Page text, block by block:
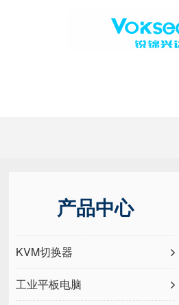
产品中心
KVM切换器
工业平板电脑